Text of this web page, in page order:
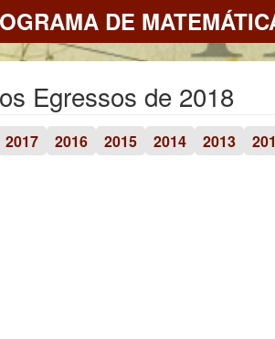
DE
Egressos de 2018
2017 2016 2015 2014 2013